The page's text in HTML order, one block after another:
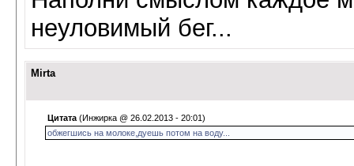
неуловимый бег...
Mirta
Цитата (Инжирка @ 26.02.2013 - 20:01)
обжегшись на молоке,дуешь потом на воду...